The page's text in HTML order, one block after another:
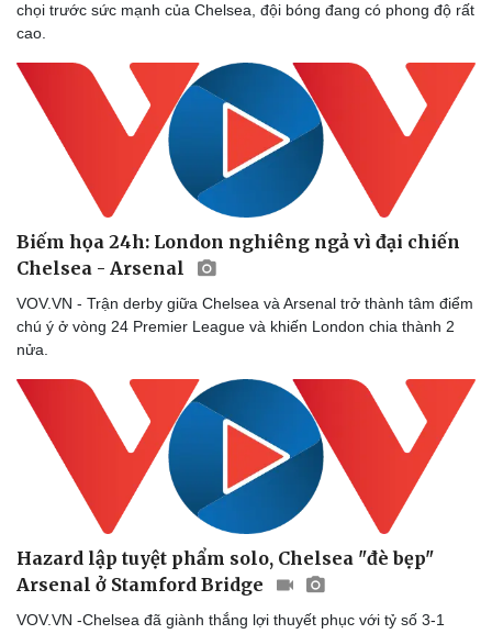
chọi trước sức mạnh của Chelsea, đội bóng đang có phong độ rất
cao.
Biếm họa 24h: London nghiêng ngả vì đại chiến
Chelsea - Arsenal
VOV.VN - Trận derby giữa Chelsea và Arsenal trở thành tâm điểm
chú ý ở vòng 24 Premier League và khiến London chia thành 2
nửa.
Hazard lập tuyệt phẩm solo, Chelsea "đè bẹp"
Arsenal ở Stamford Bridge
VOV.VN -Chelsea đã giành thắng lợi thuyết phục với tỷ số 3-1